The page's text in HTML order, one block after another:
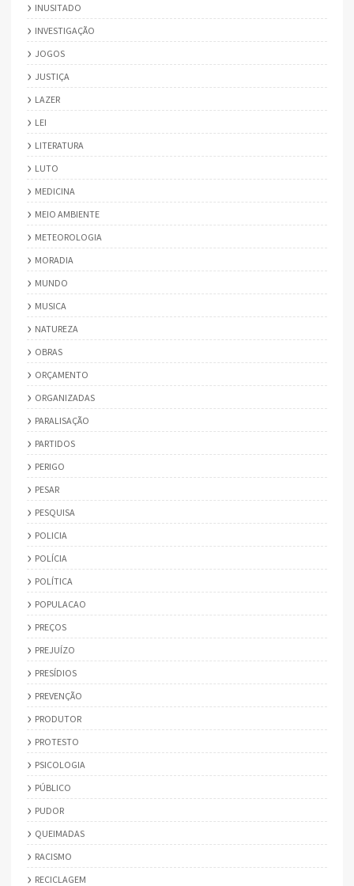
INUSITADO
INVESTIGAÇÃO
JOGOS
JUSTIÇA
LAZER
LEI
LITERATURA
LUTO
MEDICINA
MEIO AMBIENTE
METEOROLOGIA
MORADIA
MUNDO
MUSICA
NATUREZA
OBRAS
ORÇAMENTO
ORGANIZADAS
PARALISAÇÃO
PARTIDOS
PERIGO
PESAR
PESQUISA
POLICIA
POLÍCIA
POLÍTICA
POPULACAO
PREÇOS
PREJUÍZO
PRESÍDIOS
PREVENÇÃO
PRODUTOR
PROTESTO
PSICOLOGIA
PÚBLICO
PUDOR
QUEIMADAS
RACISMO
RECICLAGEM